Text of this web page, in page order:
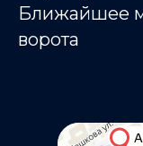
Ближайшее
ворота